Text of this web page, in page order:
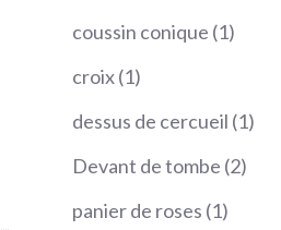
produit
coussin conique 11
croix 11
produit
dessus de cercueil 11
Devant de tombe 22
panier de roses 11